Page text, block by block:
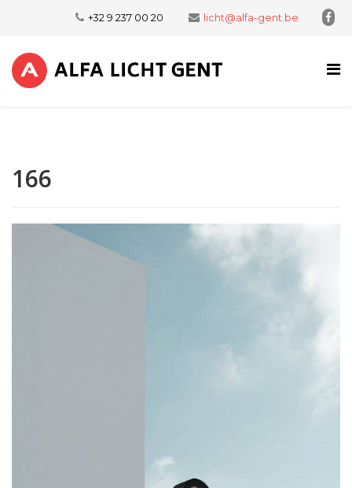
+32 9 237 00 20 licht@alfa-gent.be
166